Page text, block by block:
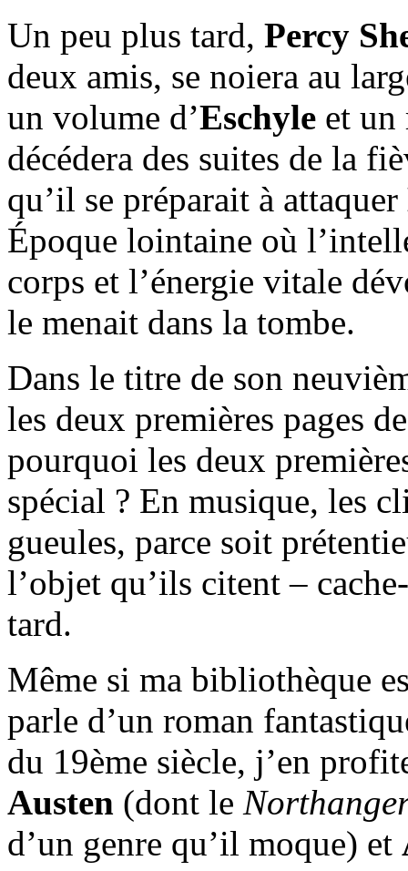
Un peu plus tard, Percy
deux amis, se noiera au
un volume d’Eschyle et
décédera des suites de la
qu’il se préparait à attaquer
Époque lointaine où
corps et l’énergie vitale
le menait dans la tombe.
Dans le titre de son
les deux premières pages
pourquoi les deux
spécial ? En musique, les
gueules, parce soit
l’objet qu’ils citent –
tard.
Même si ma bibliothèque
parle d’un roman
du 19ème siècle, j’en
Austen (dont le
d’un genre qu’il moque) et